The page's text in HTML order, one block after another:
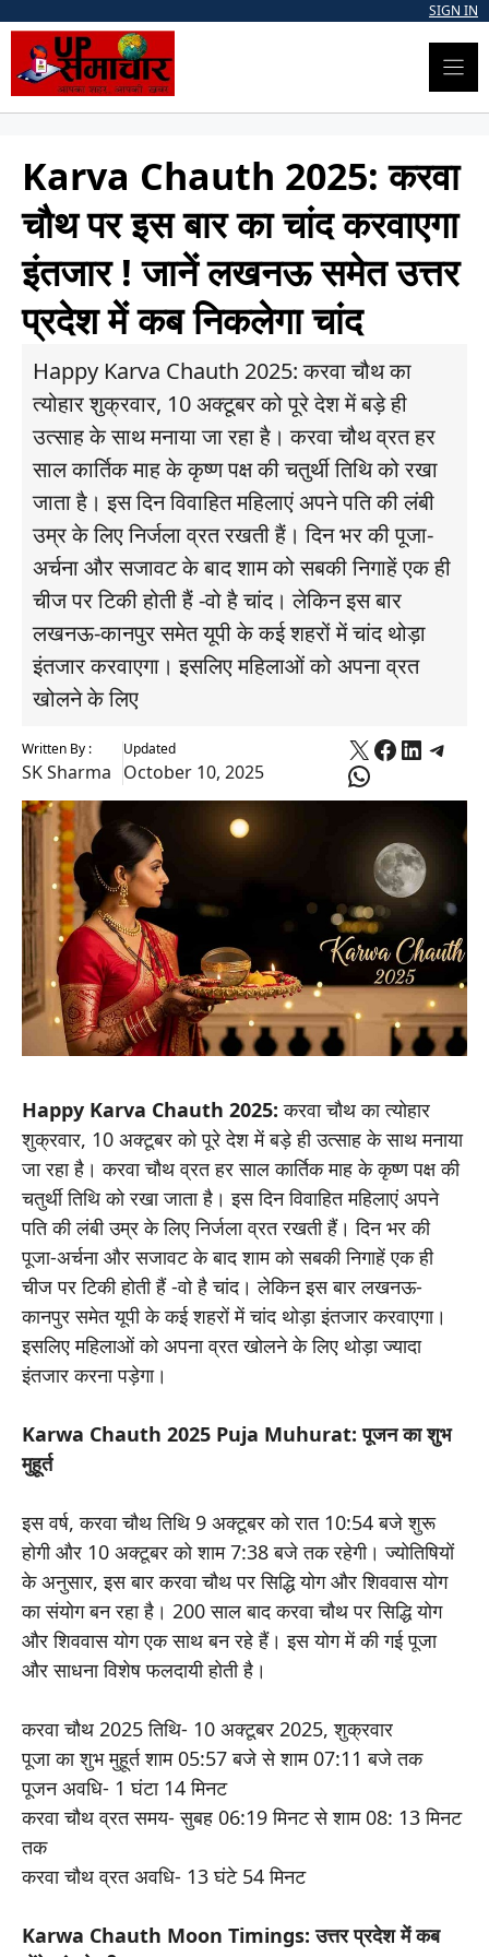
content
SIGN IN
Karva Chauth 2025: करवा
चौथ पर इस बार का चांद करवाएगा
इंतजार ! जानें लखनऊ समेत उत्तर
प्रदेश में कब निकलेगा चांद
Happy Karva Chauth 2025: करवा चौथ का
त्योहार शुक्रवार, 10 अक्टूबर को पूरे देश में बड़े ही
उत्साह के साथ मनाया जा रहा है। करवा चौथ व्रत हर
साल कार्तिक माह के कृष्ण पक्ष की चतुर्थी तिथि को रखा
जाता है। इस दिन विवाहित महिलाएं अपने पति की लंबी
उम्र के लिए निर्जला व्रत रखती हैं। दिन भर की पूजा-
अर्चना और सजावट के बाद शाम को सबकी निगाहें एक ही
चीज पर टिकी होती हैं -वो है चांद। लेकिन इस बार
लखनऊ-कानपुर समेत यूपी के कई शहरों में चांद थोड़ा
इंतजार करवाएगा। इसलिए महिलाओं को अपना व्रत
खोलने के लिए
Written By :
SK Sharma
Updated
October 10, 2025
X Facebook
WhatsApp
Happy Karva Chauth 2025: करवा चौथ का त्योहार
शुक्रवार, 10 अक्टूबर को पूरे देश में बड़े ही उत्साह के साथ मनाया
जा रहा है। करवा चौथ व्रत हर साल कार्तिक माह के कृष्ण पक्ष की
चतुर्थी तिथि को रखा जाता है। इस दिन विवाहित महिलाएं अपने
पति की लंबी उम्र के लिए निर्जला व्रत रखती हैं। दिन भर की
पूजा-अर्चना और सजावट के बाद शाम को सबकी निगाहें एक ही
चीज पर टिकी होती हैं -वो है चांद। लेकिन इस बार लखनऊ-
कानपुर समेत यूपी के कई शहरों में चांद थोड़ा इंतजार करवाएगा।
इसलिए महिलाओं को अपना व्रत खोलने के लिए थोड़ा ज्यादा
इंतजार करना पड़ेगा।
Karwa Chauth 2025 Puja Muhurat: पूजन का शुभ
मुहूर्त
इस वर्ष, करवा चौथ तिथि 9 अक्टूबर को रात 10:54 बजे शुरू
होगी और 10 अक्टूबर को शाम 7:38 बजे तक रहेगी। ज्योतिषियों
के अनुसार, इस बार करवा चौथ पर सिद्धि योग और शिववास योग
का संयोग बन रहा है। 200 साल बाद करवा चौथ पर सिद्धि योग
और शिववास योग एक साथ बन रहे हैं। इस योग में की गई पूजा
और साधना विशेष फलदायी होती है।
करवा चौथ 2025 तिथि- 10 अक्टूबर 2025, शुक्रवार
पूजा का शुभ मुहूर्त शाम 05:57 बजे से शाम 07:11 बजे तक
पूजन अवधि- 1 घंटा 14 मिनट
करवा चौथ व्रत समय- सुबह 06:19 मिनट से शाम 08: 13 मिनट
तक
करवा चौथ व्रत अवधि- 13 घंटे 54 मिनट
Karwa Chauth Moon Timings: उत्तर प्रदेश में कब